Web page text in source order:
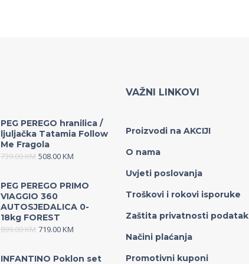
PEG PEREGO hranilica /
ljuljačka Tatamia Follow
Me Fragola
739.00KM 508.00KM
PEG PEREGO PRIMO
VIAGGIO 360
AUTOSJEDALICA 0-
18kg FOREST
899.00KM 719.00KM
INFANTINO Poklon set
VAŽNI LINKOVI
Proizvodi na AKCIJI
O nama
Uvjeti poslovanja
Troškovi i rokovi isporuke
Zaštita privatnosti
Načini plaćanja
Promotivni kuponi